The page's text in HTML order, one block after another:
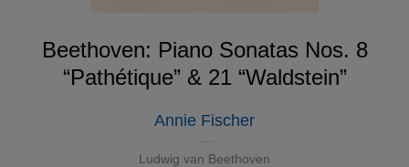
Beethoven: Piano Sonatas Nos. 8
“Pathétique” & 21 “Waldstein”
Annie Fischer
Ludwig van Beethoven